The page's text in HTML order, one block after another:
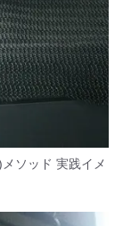
ソッド 実践イメ